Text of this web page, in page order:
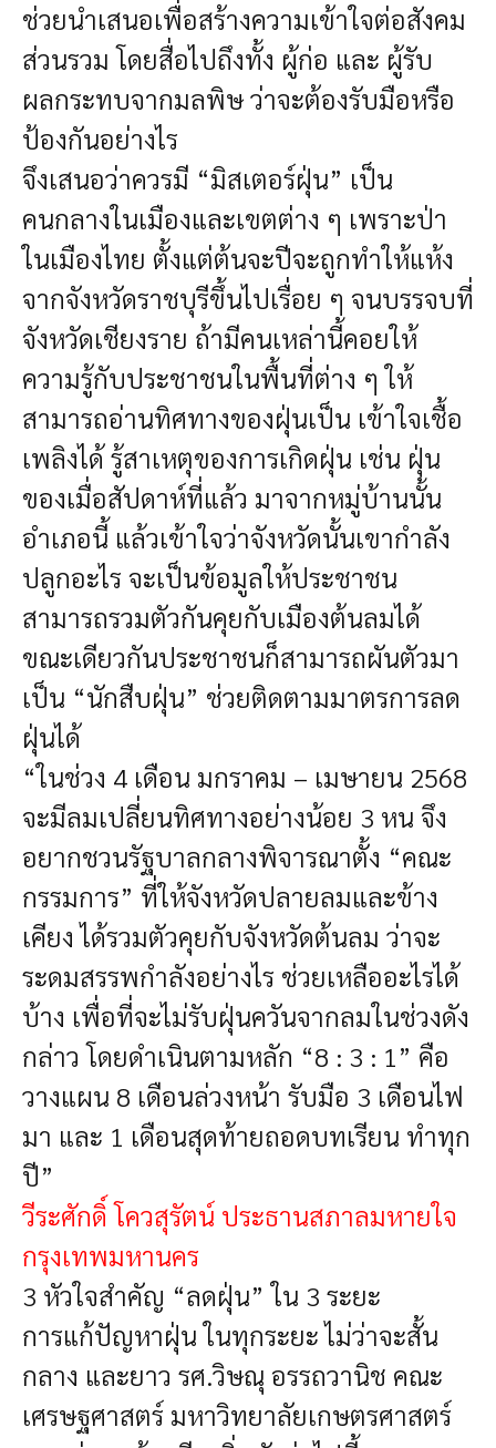
ช่วยนำเสนอเพื่อสร้างความเข้าใจต่อสังคม
ส่วนรวม โดยสื่อไปถึงทั้ง ผู้ก่อ และ ผู้รับ
ผลกระทบจากมลพิษ ว่าจะต้องรับมือหรือ
ป้องกันอย่างไร
จึงเสนอว่าควรมี “มิสเตอร์ฝุ่น” เป็น
คนกลางในเมืองและเขตต่าง ๆ เพราะป่า
ในเมืองไทย ตั้งแต่ต้นจะปีจะถูกทำให้แห้ง
จากจังหวัดราชบุรีขึ้นไปเรื่อย ๆ จนบรรจบที่
จังหวัดเชียงราย ถ้ามีคนเหล่านี้คอยให้
ความรู้กับประชาชนในพื้นที่ต่าง ๆ ให้
สามารถอ่านทิศทางของฝุ่นเป็น เข้าใจเชื้อ
เพลิงได้ รู้สาเหตุของการเกิดฝุ่น เช่น ฝุ่น
ของเมื่อสัปดาห์ที่แล้ว มาจากหมู่บ้านนั้น
อำเภอนี้ แล้วเข้าใจว่าจังหวัดนั้นเขากำลัง
ปลูกอะไร จะเป็นข้อมูลให้ประชาชน
สามารถรวมตัวกันคุยกับเมืองต้นลมได้
ขณะเดียวกันประชาชนก็สามารถผันตัวมา
เป็น “นักสืบฝุ่น” ช่วยติดตามมาตรการลด
ฝุ่นได้
“ในช่วง 4 เดือน มกราคม – เมษายน 2568
จะมีลมเปลี่ยนทิศทางอย่างน้อย 3 หน จึง
อยากชวนรัฐบาลกลางพิจารณาตั้ง “คณะ
กรรมการ” ที่ให้จังหวัดปลายลมและข้าง
เคียง ได้รวมตัวคุยกับจังหวัดต้นลม ว่าจะ
ระดมสรรพกำลังอย่างไร ช่วยเหลืออะไรได้
บ้าง เพื่อที่จะไม่รับฝุ่นควันจากลมในช่วงดัง
กล่าว โดยดำเนินตามหลัก “8 : 3 : 1” คือ
วางแผน 8 เดือนล่วงหน้า รับมือ 3 เดือนไฟ
มา และ 1 เดือนสุดท้ายถอดบทเรียน ทำทุก
ปี”
วีระศักดิ์ โควสุรัตน์ ประธานสภาลมหายใจ
กรุงเทพมหานคร
3 หัวใจสำคัญ “ลดฝุ่น” ใน 3 ระยะ
การแก้ปัญหาฝุ่น ในทุกระยะ ไม่ว่าจะสั้น
กลาง และยาว รศ.วิษณุ อรรถวานิช คณะ
เศรษฐศาสตร์ มหาวิทยาลัยเกษตรศาสตร์